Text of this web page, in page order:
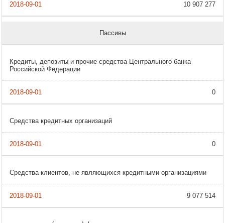
10 907 277
Пассивы
Кредиты, депозиты и прочие средства Центрального банка
Российской Федерации
0
Средства кредитных организаций
0
Средства клиентов, не являющихся кредитными организациями
9 077 514